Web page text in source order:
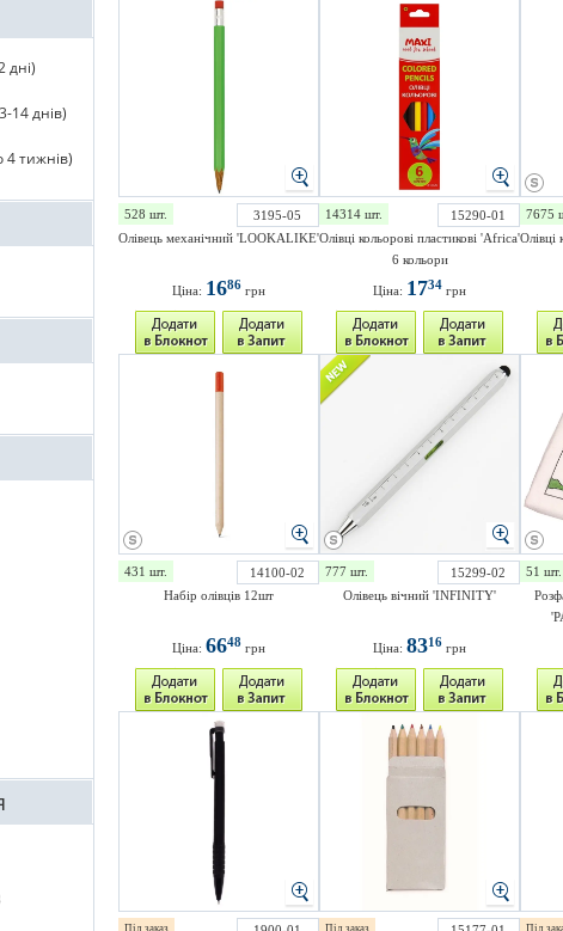
дні)
14 днів)
4 тижнів)
528 шт.
3195-05
Олівець механічний 'LOOKALIKE'
Ціна: 1686 грн
14314 шт.
15290-01
Олівці кольорові пластикові 'Africa'
6 кольори
Ціна: 1734 грн
7675
Олівці
431 шт.
14100-02
Набір олівців 12шт
Ціна: 6648 грн
777 шт.
15299-02
Олівець вічний 'INFINITY'
Ціна: 8316 грн
51 шт.
Під заказ Під заказ Під